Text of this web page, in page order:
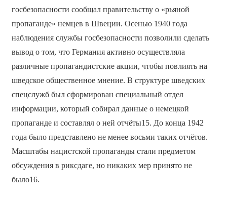
госбезопасности сообщал правительству о «рьяной
пропаганде» немцев в Швеции. Осенью 1940 года
наблюдения службы госбезопасности позволили сделать
вывод о том, что Германия активно осуществляла
различные пропагандистские акции, чтобы повлиять на
шведское общественное мнение. В структуре шведских
спецслужб был сформирован специальный отдел
информации, который собирал данные о немецкой
пропаганде и составлял о ней отчёты15. До конца 1942
года было представлено не менее восьми таких отчётов.
Масштабы нацистской пропаганды стали предметом
обсуждения в риксдаге, но никаких мер принято не
было16.